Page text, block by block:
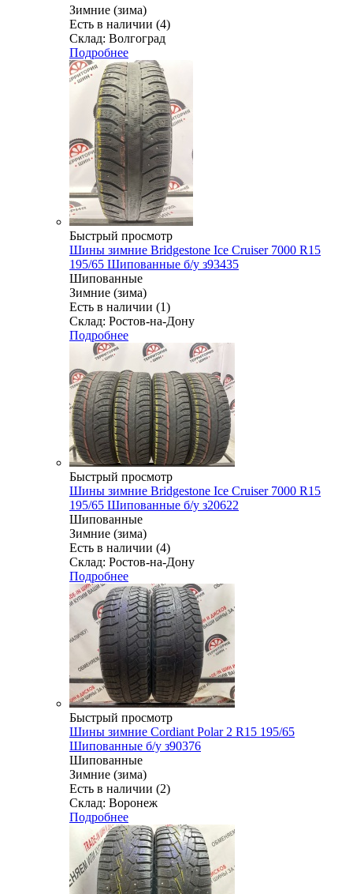
Зимние (зима)
Есть в наличии (4)
Склад: Волгоград
Подробнее
Быстрый просмотр
Шины зимние Bridgestone Ice Cruiser 7000 R15
195/65 Шипованные б/у з93435
Шипованные
Зимние (зима)
Есть в наличии (1)
Склад: Ростов-на-Дону
Подробнее
Быстрый просмотр
Шины зимние Bridgestone Ice Cruiser 7000 R15
195/65 Шипованные б/у з20622
Шипованные
Зимние (зима)
Есть в наличии (4)
Склад: Ростов-на-Дону
Подробнее
Быстрый просмотр
Шины зимние Cordiant Polar 2 R15 195/65
Шипованные б/у з90376
Шипованные
Зимние (зима)
Есть в наличии (2)
Склад: Воронеж
Подробнее